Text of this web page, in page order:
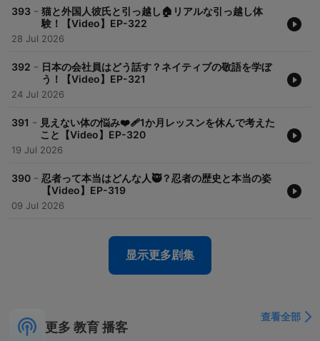
393 - 猫と外国人彼氏と引っ越し🏠リアルな引っ越し体
験！【Video】EP-322
28 Jul 2026
392 - 日本の会社員はどう話す？ネイティブの敬語を学ぼ
う！【Video】EP-321
24 Jul 2026
391 - 見えない体の悩み❤️‍🩹1か月レッスンを休んで考えた
こと【Video】EP-320
19 Jul 2026
390 - 忍者って本当はどんな人🥷？忍者の歴史と本当の姿
【Video】EP-319
09 Jul 2026
显示更多剧集
更多 教育 播客
查看全部